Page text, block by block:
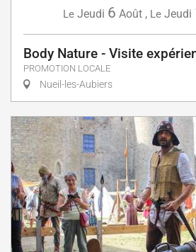
Le Jeudi 6 Août , Le Jeudi
Body Nature - Visite
PROMOTION LOCALE
Nueil-les-Aubiers